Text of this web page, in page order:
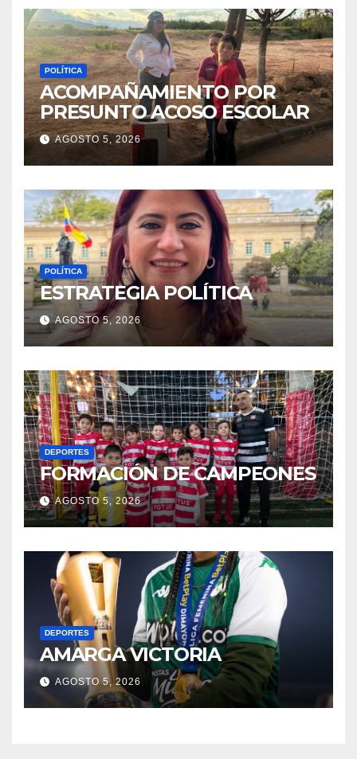
POLÍTICA
ACOMPAÑAMIENTO POR
PRESUNTO ACOSO ESCOLAR
AGOSTO 5, 2026
POLÍTICA
ESTRATEGIA POLÍTICA
AGOSTO 5, 2026
DEPORTES
FORMACIÓN DE CAMPEONES
AGOSTO 5, 2026
DEPORTES
AMARGA VICTORIA
AGOSTO 5, 2026